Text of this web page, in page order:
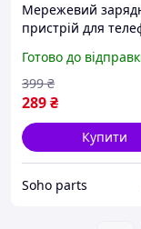
Мережевий
пристрій для
White with Iphone
Cable
Готово до
289₴
399 ₴
Купити
Soho parts